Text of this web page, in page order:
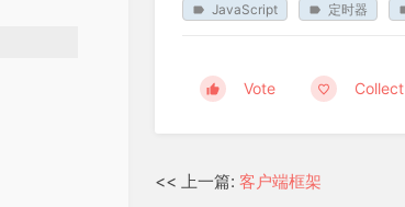
JavaScript 定时器
Vote Collect
<< 上一篇: 客户端框架